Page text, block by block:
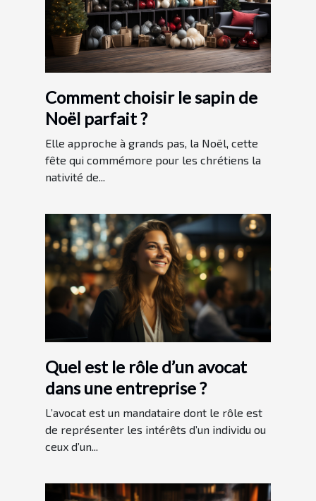
Comment choisir le sapin de
Noël parfait ?
Elle approche à grands pas, la Noël, cette
fête qui commémore pour les chrétiens la
nativité de...
Quel est le rôle d’un avocat
dans une entreprise ?
L’avocat est un mandataire dont le rôle est
de représenter les intérêts d’un individu ou
ceux d’un...